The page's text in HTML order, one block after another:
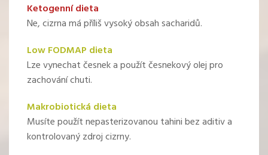
Ketogenní dieta
Ne, cizrna má příliš vysoký obsah sacharidů.
Low FODMAP dieta
Lze vynechat česnek a použít česnekový olej pro
zachování chuti.
Makrobiotická dieta
Musíte použít nepasterizovanou tahini bez aditiv a
kontrolovaný zdroj cizrny.